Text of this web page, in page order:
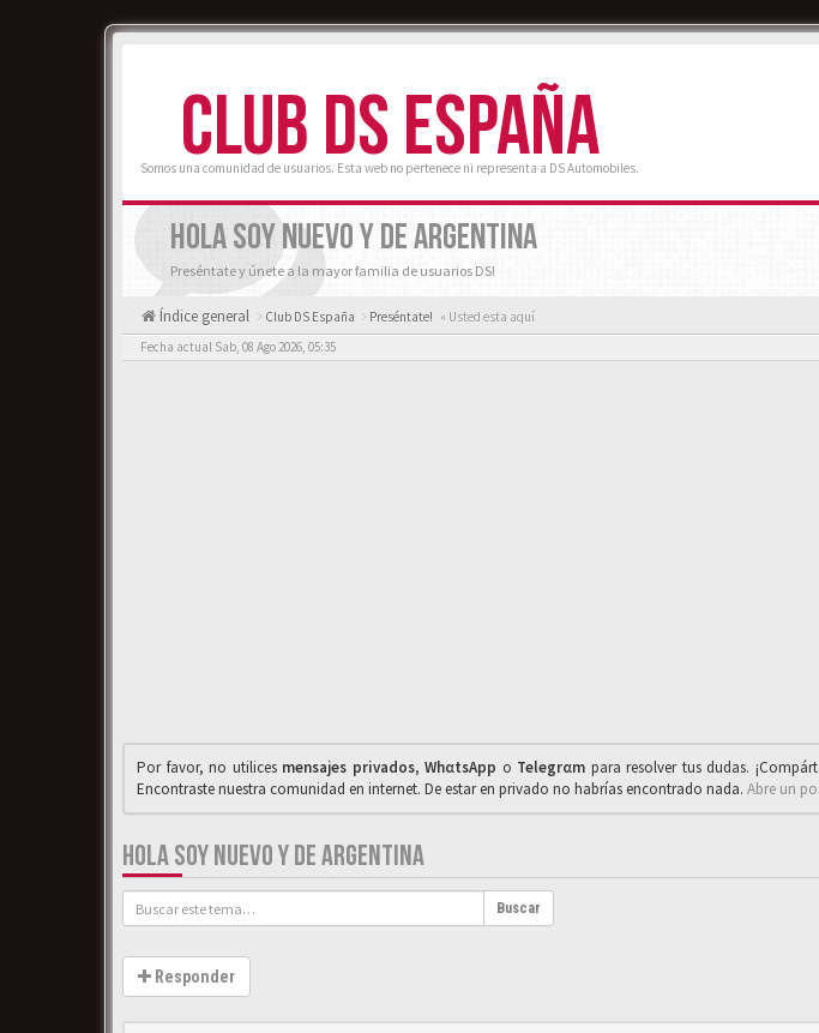
CLUB DS ESPAÑA
Somos una comunidad de usuarios. Esta web no pertenece ni representa a DS Automobiles.
HOLA SOY NUEVO Y DE ARGENTINA
Preséntate y únete a la mayor familia de usuarios DS!
Índice general Club DS España Preséntate! « Usted esta aquí
Fecha actual Sab, 08 Ago 2026, 05:35
Por favor, no utilices mensajes privados,WhαtsApp o Telegrαm para resolver tus dudas.
Encontraste nuestra comunidad en internet. De estar en privado no habrías encontrado nada. Abre un
HOLA SOY NUEVO Y DE ARGENTINA
Buscar
Responder